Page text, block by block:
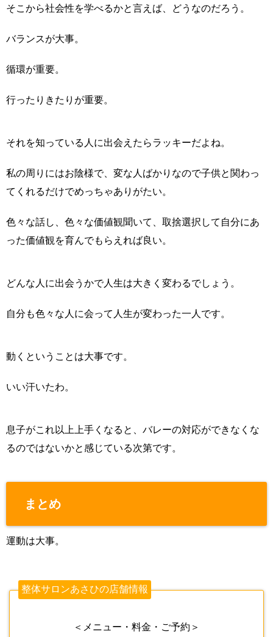
そこから社会性を学べるかと言えば、どうなのだろう。
バランスが大事。
循環が重要。
行ったりきたりが重要。
それを知っている人に出会えたらラッキーだよね。
私の周りにはお陰様で、変な人ばかりなので子供と関わっ
てくれるだけでめっちゃありがたい。
色々な話し、色々な価値観聞いて、取捨選択して自分にあ
った価値観を育んでもらえれば良い。
どんな人に出会うかで人生は大きく変わるでしょう。
自分も色々な人に会って人生が変わった一人です。
動くということは大事です。
いい汗いたわ。
息子がこれ以上上手くなると、バレーの対応ができなくな
るのではないかと感じている次第です。
まとめ
運動は大事。
整体サロンあさひの店舗情報
＜メニュー・料金・ご予約＞